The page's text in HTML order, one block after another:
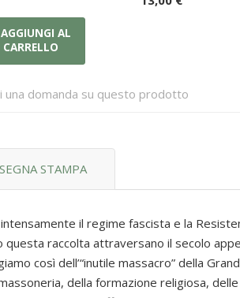
AGGIUNGI AL
CARRELLO
una domanda su questo prodotto
STAMPA
il regime fascista e la
raccolta attraversano il secolo
così dell’“inutile massacro” della
della formazione religiosa,